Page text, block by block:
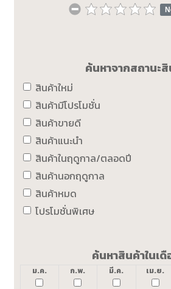
ค้นหาจากสถานะ
สินค้าใหม่
สินค้ามีโปรโมชั่น
สินค้าขายดี
สินค้าแนะนำ
สินค้าในฤดูกาล/ตลอดปี
สินค้านอกฤดูกาล
สินค้าหมด
โปรโมชั่นพิเศษ
ค้นหาสินค้าในเ
ม.ค. ก.พ. มี.ค. เม.ย.